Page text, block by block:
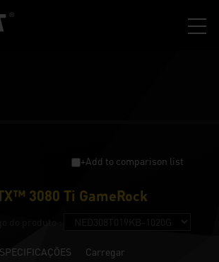
+Add to comparison list
3080 Ti GameRock
Carregar